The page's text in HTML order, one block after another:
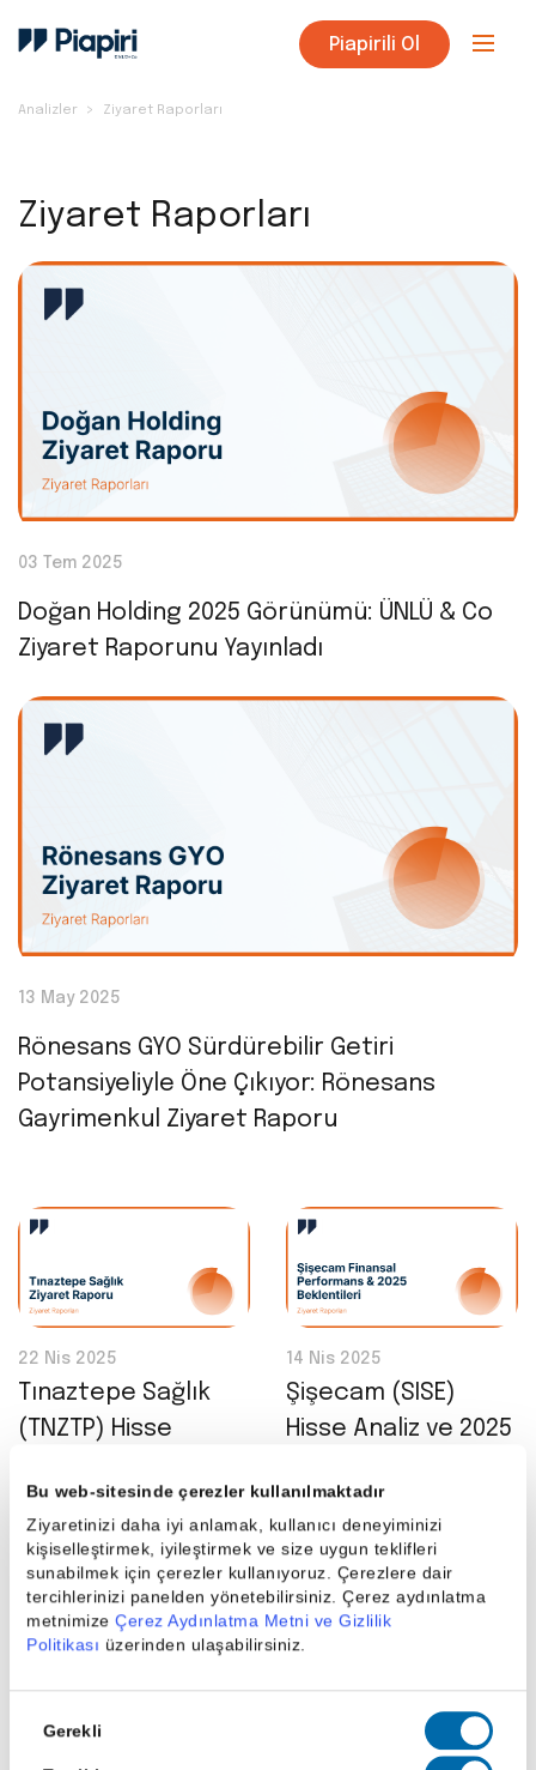
Bu web-sitesinde çerezler kullanılmaktadır
Ziyaretinizi daha iyi anlamak, kullanıcı deneyiminizi
kişiselleştirmek, iyileştirmek ve size uygun teklifleri
sunabilmek için çerezler kullanıyoruz. Çerezlere dair
tercihlerinizi panelden yönetebilirsiniz. Çerez aydınlatma
metnimize Çerez Aydınlatma Metni ve Gizlilik
Politikası üzerinden ulaşabilirsiniz.
Seçimi
Gerekli
Piapirili Ol
Analizler Ziyaret Raporları
Ziyaret Raporları
03 Tem 2025
Doğan Holding 2025 Görünümü: ÜNLÜ & Co
Ziyaret Raporunu Yayınladı
13 May 2025
Rönesans GYO Sürdürebilir Getiri
Potansiyeliyle Öne Çıkıyor: Rönesans
Gayrimenkul Ziyaret Raporu
22 Nis 2025
Tınaztepe Sağlık
(TNZTP) Hisse
Ziyaret Raporunu
Yayınladı
14 Nis 2025
Şişecam (SISE)
Hisse Analiz ve 2025
Co, Şişecam Ziyaret
Raporunu Yayınladı